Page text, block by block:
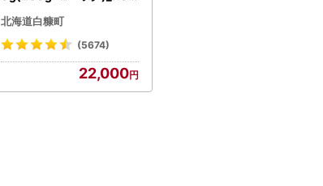
北海道白糠町
(5674)
22,000